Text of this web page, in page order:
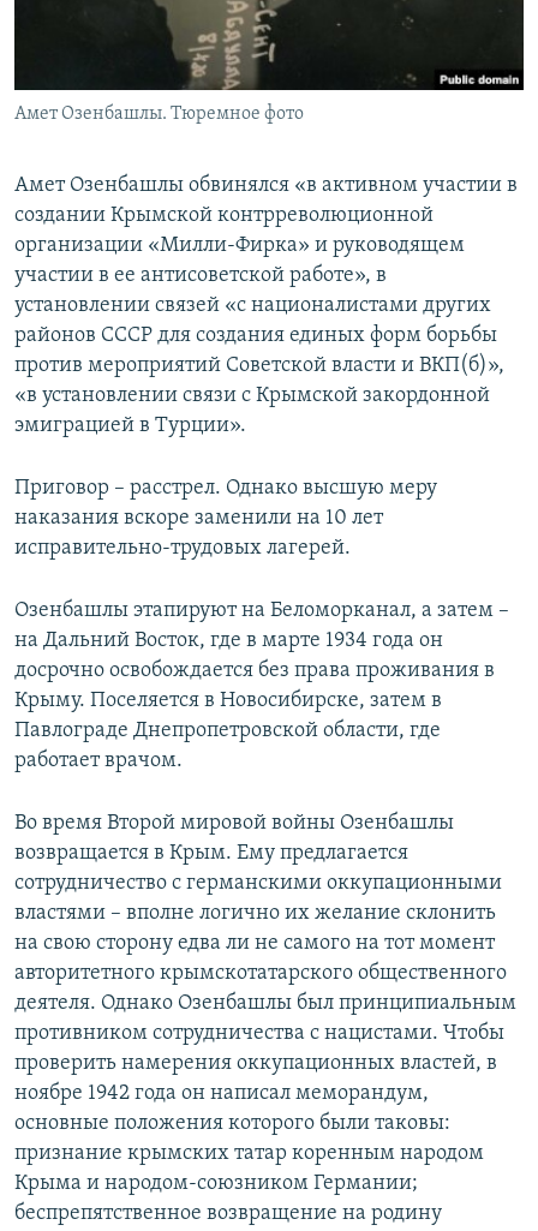
Амет Озенбашлы. Тюремное фото
Амет Озенбашлы обвинялся «в активном участии в
создании Крымской контрреволюционной
организации «Милли-Фирка» и руководящем
участии в ее антисоветской работе», в
установлении связей «с националистами других
районов СССР для создания единых форм борьбы
против мероприятий Советской власти и ВКП(б)»,
«в установлении связи с Крымской закордонной
эмиграцией в Турции».
Приговор – расстрел. Однако высшую меру
наказания вскоре заменили на 10 лет
исправительно-трудовых лагерей.
Озенбашлы этапируют на Беломорканал, а затем –
на Дальний Восток, где в марте 1934 года он
досрочно освобождается без права проживания в
Крыму. Поселяется в Новосибирске, затем в
Павлограде Днепропетровской области, где
работает врачом.
Во время Второй мировой войны Озенбашлы
возвращается в Крым. Ему предлагается
сотрудничество с германскими оккупационными
властями – вполне логично их желание склонить
на свою сторону едва ли не самого на тот момент
авторитетного крымскотатарского общественного
деятеля. Однако Озенбашлы был принципиальным
противником сотрудничества с нацистами. Чтобы
проверить намерения оккупационных властей, в
ноябре 1942 года он написал меморандум,
основные положения которого были таковы:
признание крымских татар коренным народом
Крыма и народом-союзником Германии;
беспрепятственное возвращение на родину